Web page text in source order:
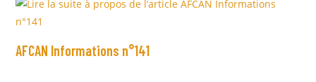
AFCAN Informations n°141